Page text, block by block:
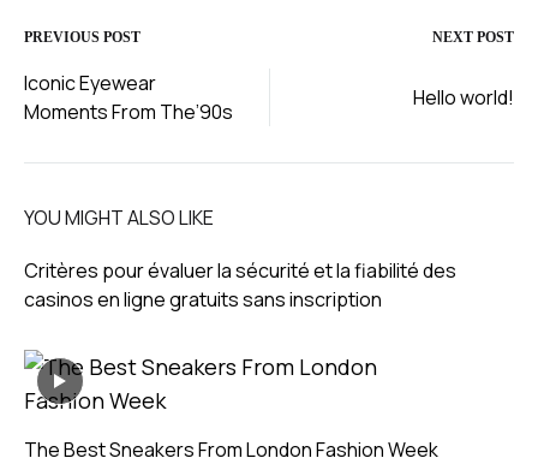
Post
navigation
PREVIOUS POST NEXT POST
Iconic Eyewear
Moments From The’90s
Hello world!
YOU MIGHT ALSO LIKE
Critères pour évaluer la sécurité et la fiabilité des
casinos en ligne gratuits sans inscription
The Best Sneakers From London Fashion Week